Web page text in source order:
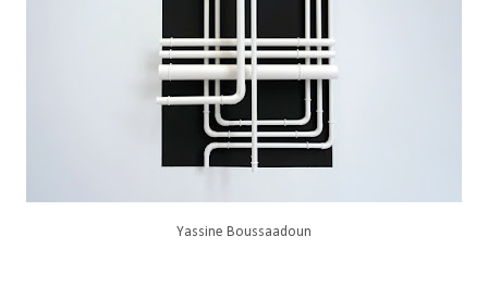
Yassine Boussaadoun